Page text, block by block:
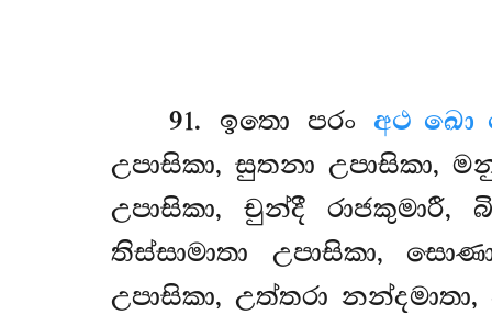
91. ඉතො පරං අථ ඛො
උපාසිකා, සුතනා උපාසිකා,
උපාසිකා, චුන්දී රාජකුමාරී,
තිස්සාමාතා උපාසිකා,
උපාසිකා, උත්තරා නන්දමාතා,